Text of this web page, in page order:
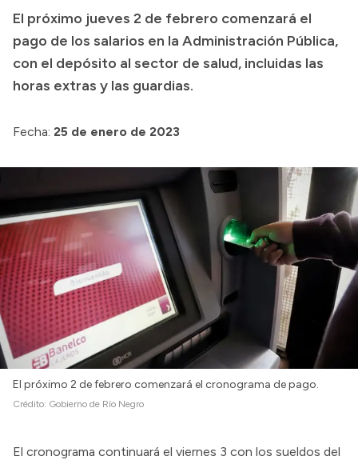
Transparencia
Presupuesto
Compras y licitaciones
Consulta de pago a proveedores
Convocatorias
Intranet
Login
El próximo jueves 2 de febrero comenzará el
pago de los salarios en la Administración Pública,
con el depósito al sector de salud, incluidas las
horas extras y las guardias.
Fecha: 25 de enero de 2023
El próximo 2 de febrero comenzará el cronograma de pago.
Crédito: Gobierno de Río Negro
El cronograma continuará el viernes 3 con los sueldos del